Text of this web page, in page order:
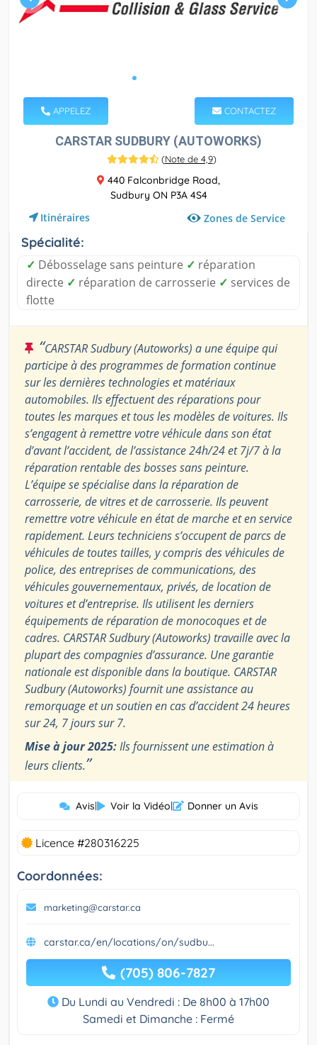
APPELEZ CONTACTEZ
CARSTAR SUDBURY (AUTOWORKS)
(Note de 4,9)
440 Falconbridge Road,
Sudbury ON P3A 4S4
Itinéraires Zones de Service
Spécialité:
✓ Débosselage sans peinture ✓ réparation
directe ✓ réparation de carrosserie ✓ services de
flotte
“CARSTAR Sudbury (Autoworks) a une équipe qui
participe à des programmes de formation continue
sur les dernières technologies et matériaux
automobiles. Ils effectuent des réparations pour
toutes les marques et tous les modèles de voitures. Ils
s’engagent à remettre votre véhicule dans son état
d’avant l’accident, de l’assistance 24h/24 et 7j/7 à la
réparation rentable des bosses sans peinture.
L’équipe se spécialise dans la réparation de
carrosserie, de vitres et de carrosserie. Ils peuvent
remettre votre véhicule en état de marche et en service
rapidement. Leurs techniciens s’occupent de parcs de
véhicules de toutes tailles, y compris des véhicules de
police, des entreprises de communications, des
véhicules gouvernementaux, privés, de location de
voitures et d’entreprise. Ils utilisent les derniers
équipements de réparation de monocoques et de
cadres. CARSTAR Sudbury (Autoworks) travaille avec la
plupart des compagnies d’assurance. Une garantie
nationale est disponible dans la boutique. CARSTAR
Sudbury (Autoworks) fournit une assistance au
remorquage et un soutien en cas d’accident 24 heures
sur 24, 7 jours sur 7.
Mise à jour 2025:Ils fournissent une estimation à
leurs clients.”
Avis| Voir la Vidéo| Donner un Avis
Licence #280316225
Coordonnées:
marketing@carstar.ca
carstar.ca/en/locations/on/sudbu...
(705) 806-7827
Du Lundi au Vendredi : De 8h00 à 17h00
Samedi et Dimanche : Fermé